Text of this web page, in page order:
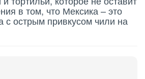
в том, что Мексика – это
с острым привкусом чили на